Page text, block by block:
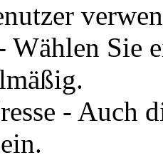
Wählen Sie
- Auch